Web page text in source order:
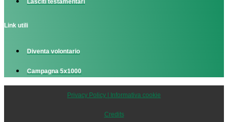
Link utili
Diventa volontario
Campagna 5x1000
Privacy Policy | Informativa cookie
Credits